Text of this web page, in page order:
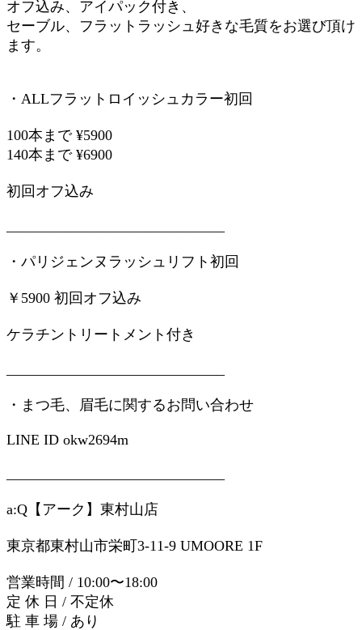
オフ込み、アイパック付き、
セーブル、フラットラッシュ好きな毛質をお選び頂け
ます。
・ALLフラットロイッシュカラー初回
100本まで ¥5900
140本まで ¥6900
初回オフ込み
・パリジェンヌラッシュリフト初回
￥5900 初回オフ込み
ケラチントリートメント付き
・まつ毛、眉毛に関するお問い合わせ
LINE ID okw2694m
a:Q【アーク】東村山店
東京都東村山市栄町3-11-9 UMOORE 1F
営業時間 / 10:00〜18:00
定 休 日 / 不定休
駐 車 場 / あり